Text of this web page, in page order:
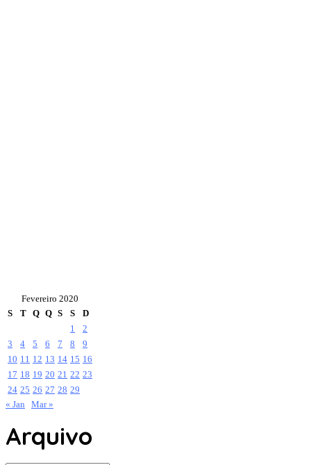
Fevereiro 2020
S
T Q Q S S
D
1
2
3
4 5 6 7 8
9
10 11 12 13 14 15 16
17 18 19 20 21 22 23
24 25 26 27 28 29
« Jan
Mar »
Arquivo